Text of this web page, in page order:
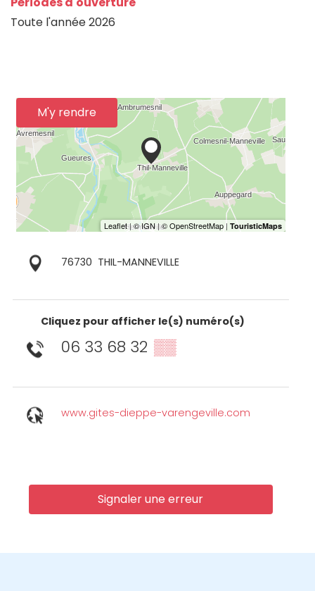
Toute l'année 2026
M'y rendre
76730 THIL-MANNEVILLE
Cliquez pour afficher le(s) numéro(s)
06 33 68 32 ▒▒
www.gites-dieppe-varengeville.com
Signaler une erreur